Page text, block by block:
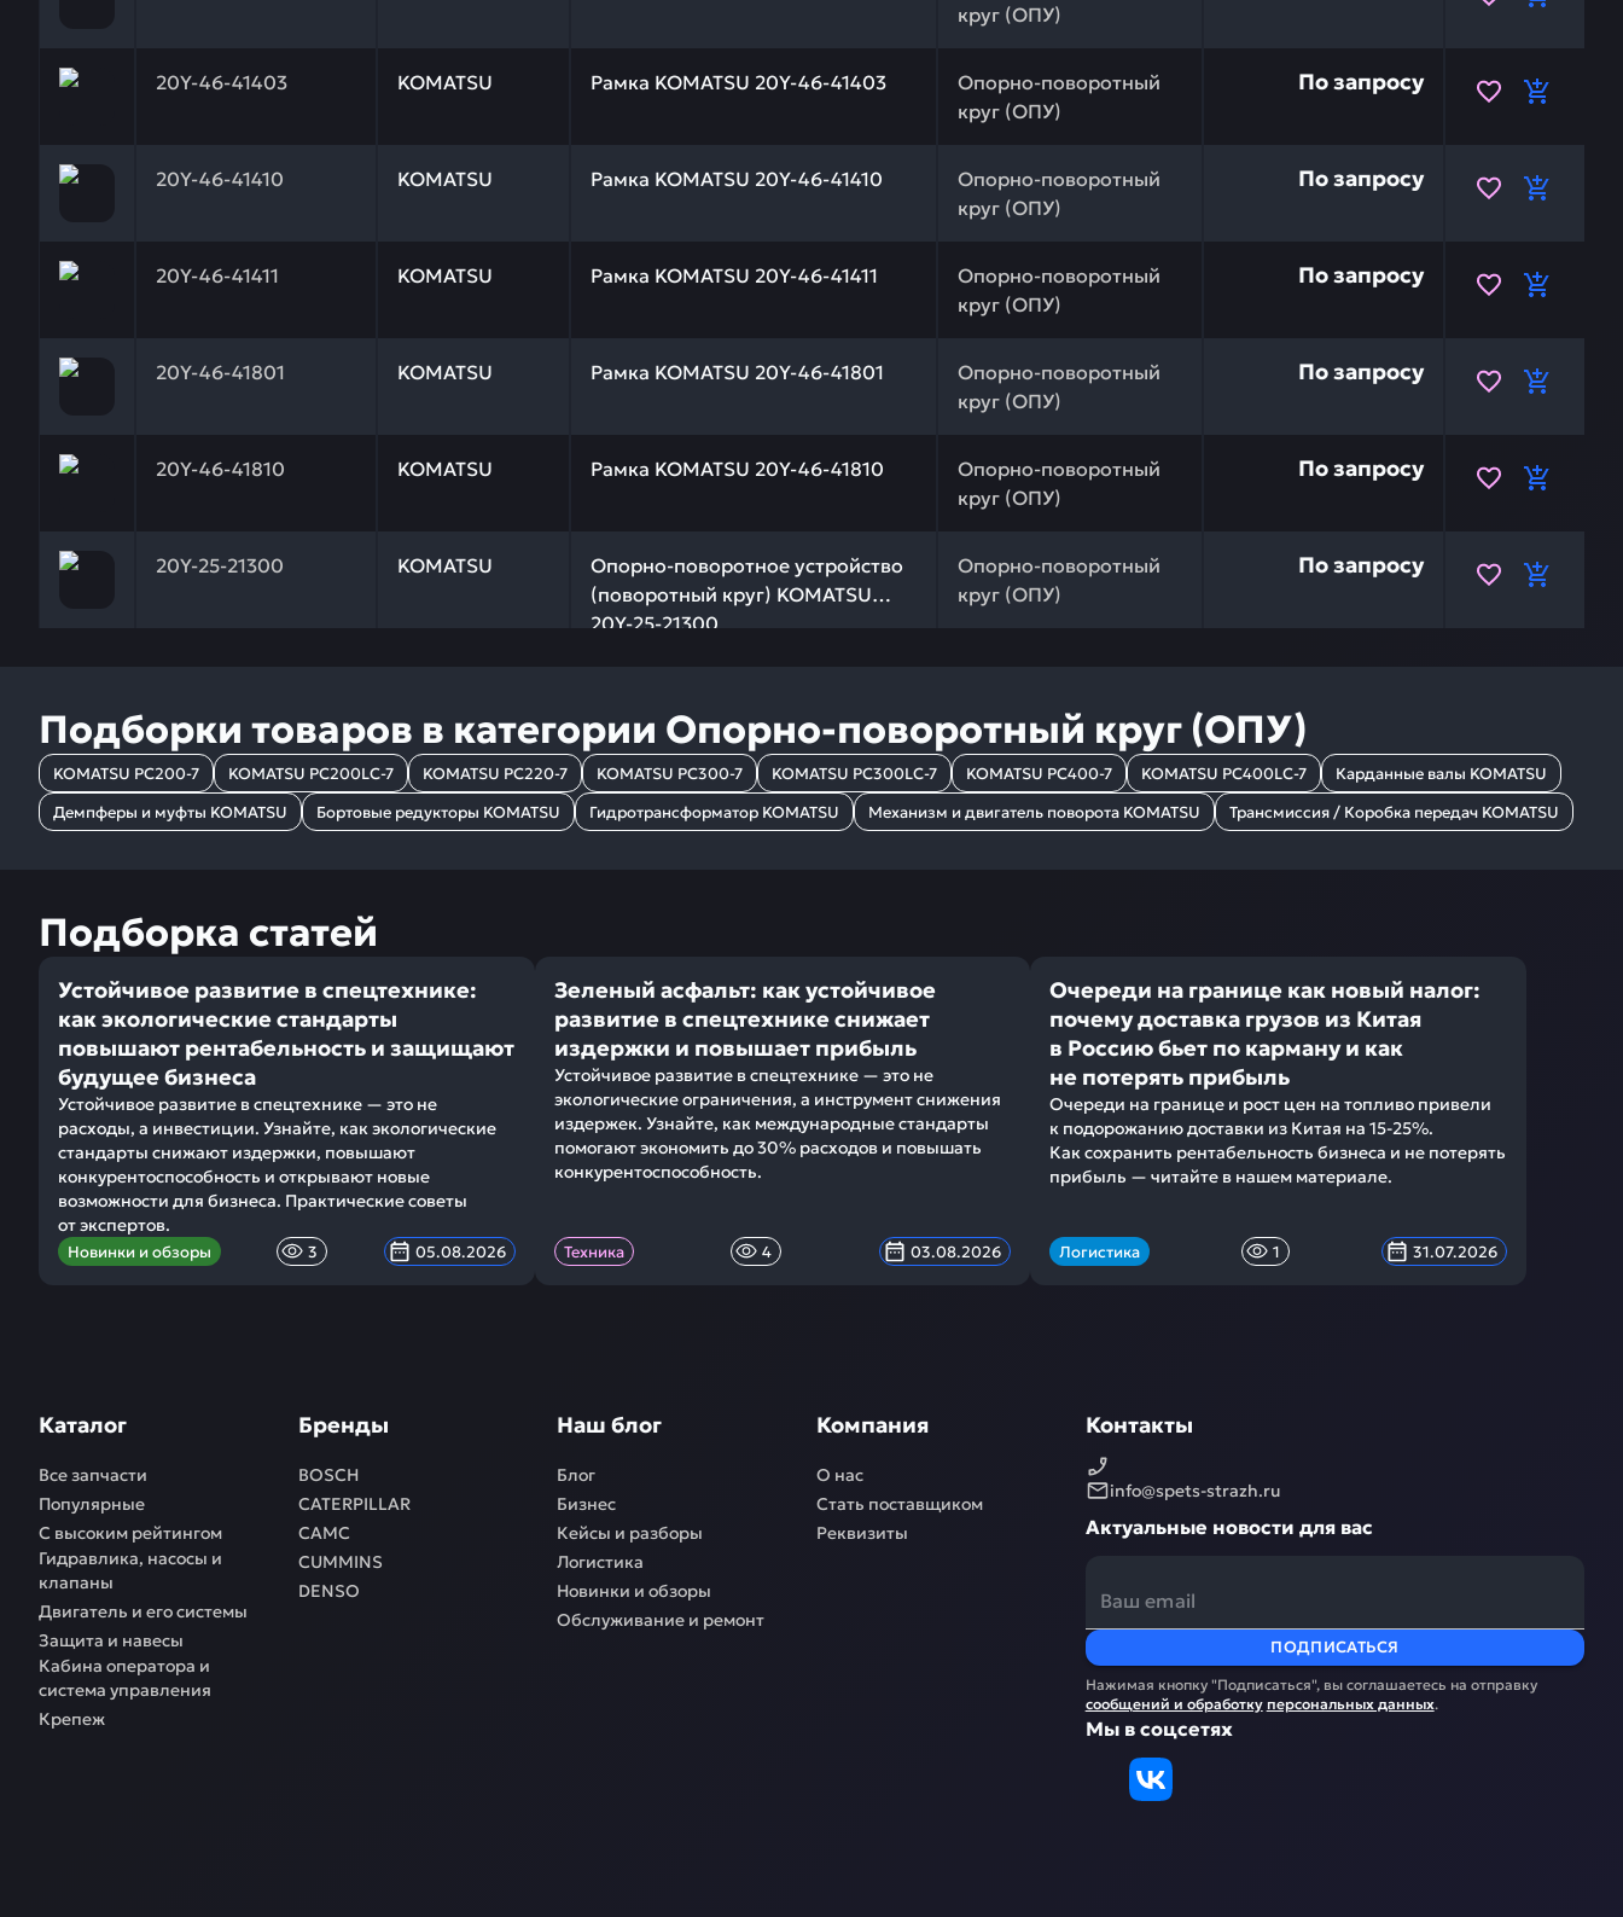
круг (ОПУ)
20Y-46-41403 KOMATSU Рамка KOMATSU 20Y-46-41403
Опорно-поворотный
круг (ОПУ)
Заказывая запчасти у нас, вы получаете гарантию качества и профессиональный подбор. Рамка KOMATSU 20Y-46-41403 — это инвестиция в
По запросу
20Y-46-41410 KOMATSU Рамка KOMATSU 20Y-46-41410
Опорно-поворотный
круг (ОПУ)
Заказывая запчасти у нас, вы получаете гарантию качества и профессиональный подбор. Рамка KOMATSU 20Y-46-41410 — это инвестиция в
По запросу
20Y-46-41411 KOMATSU Рамка KOMATSU 20Y-46-41411
Опорно-поворотный
круг (ОПУ)
Заказывая запчасти у нас, вы получаете гарантию качества и профессиональный подбор. Рамка KOMATSU 20Y-46-41411 — это инвестиция в
По запросу
20Y-46-41801 KOMATSU Рамка KOMATSU 20Y-46-41801
Опорно-поворотный
круг (ОПУ)
Заказывая запчасти у нас, вы получаете гарантию качества и профессиональный подбор. Рамка KOMATSU 20Y-46-41801 — это инвестиция в
По запросу
20Y-46-41810 KOMATSU Рамка KOMATSU 20Y-46-41810
Опорно-поворотный
круг (ОПУ)
Заказывая запчасти у нас, вы получаете гарантию качества и профессиональный подбор. Рамка KOMATSU 20Y-46-41810 — это инвестиция в
По запросу
20Y-25-21300 KOMATSU
Опорно-поворотное устройство
(поворотный круг) KOMATSU
20Y-25-21300
Опорно-поворотный
круг (ОПУ)
Заказывая запчасти у нас, вы получаете гарантию качества и профессиональный подбор. Опорно-поворотное устройство (поворотный круг) KOMATSU
По запросу
Подборки товаров в категории Опорно-поворотный круг (ОПУ)
KOMATSU PC200-7 KOMATSU PC200LC-7 KOMATSU PC220-7 KOMATSU PC300-7 KOMATSU PC300LC-7 KOMATSU PC400-7 KOMATSU PC400LC-7
Карданные валы KOMATSU
Демпферы и муфты KOMATSU
Бортовые редукторы KOMATSU Гидротрансформатор KOMATSU Механизм и двигатель поворота KOMATSU Трансмиссия / Коробка передач KOMATSU
Подборка статей
Устойчивое развитие в спецтехнике:
как экологические стандарты
повышают рентабельность и защищают
будущее бизнеса
Устойчивое развитие в спецтехнике — это не
расходы, а инвестиции. Узнайте, как экологические
стандарты снижают издержки, повышают
конкурентоспособность и открывают новые
возможности для бизнеса. Практические советы
от экспертов.
Новинки и обзоры 3 05.08.2026
Зеленый асфальт: как устойчивое
развитие в спецтехнике снижает
издержки и повышает прибыль
Устойчивое развитие в спецтехнике — это не
экологические ограничения, а инструмент снижения
издержек. Узнайте, как международные стандарты
помогают экономить до 30% расходов и повышать
конкурентоспособность.
Техника 4 03.08.2026
Очереди на границе как новый налог:
почему доставка грузов из Китая
в Россию бьет по карману и как
не потерять прибыль
Очереди на границе и рост цен на топливо привели
к подорожанию доставки из Китая на 15-25%.
Как сохранить рентабельность бизнеса и не потерять
прибыль — читайте в нашем материале.
Логистика 1 31.07.2026
Каталог
Все запчасти
Популярные
С высоким рейтингом
Гидравлика, насосы и
клапаны
Двигатель и его системы
Защита и навесы
Кабина оператора и
система управления
Крепеж
Бренды
BOSCH
CATERPILLAR
CAMC
CUMMINS
DENSO
Наш блог
Блог
Бизнес
Кейсы и разборы
Логистика
Новинки и обзоры
Обслуживание и ремонт
Компания
О нас
Стать поставщиком
Реквизиты
Контакты
info@spets-strazh.ru
Актуальные новости для вас
ПОДПИСАТЬСЯ
Нажимая кнопку "Подписаться", вы соглашаетесь на отправку
сообщений и обработку персональных данных.
Мы в соцсетях